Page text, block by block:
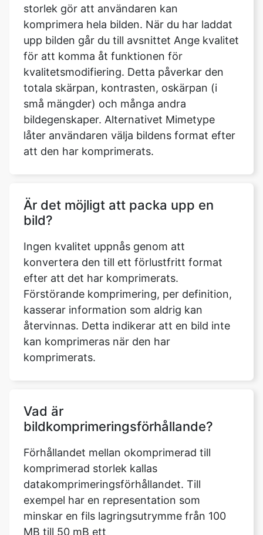
för att komma åt funktionen för
kvalitetsmodifiering. Detta påverkar den
totala skärpan, kontrasten, oskärpan (i
små mängder) och många andra
bildegenskaper. Alternativet Mimetype
låter användaren välja bildens format efter
att den har komprimerats.
Är det möjligt att packa upp en
Ingen kvalitet uppnås genom att
konvertera den till ett förlustfritt format
efter att det har komprimerats.
Förstörande komprimering, per definition,
kasserar information som aldrig kan
återvinnas. Detta indikerar att en bild inte
kan komprimeras när den har
komprimerats.
Vad är
Förhållandet mellan okomprimerad till
komprimerad storlek kallas
datakomprimeringsförhållandet. Till
exempel har en representation som
minskar en fils lagringsutrymme från 100
MB till 50 mB ett
komprimeringsförhållande på 100/50 = 2,
ofta noterat som ett explicit förhållande,
2:1, eller som ett implicit förhållande, 2/1.